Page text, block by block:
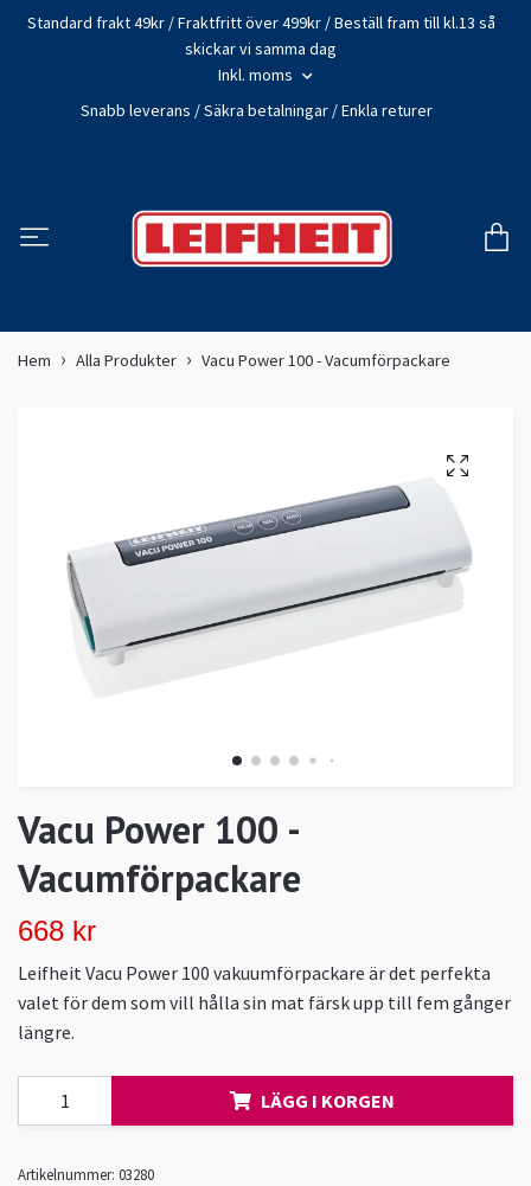
Standard frakt 49kr / Fraktfritt över 499kr / Beställ fram till kl.13 så
skickar vi samma dag
Inkl. moms
Snabb leverans / Säkra betalningar / Enkla returer
Hem Alla Produkter Vacu Power 100 - Vacumförpackare
Vacu Power 100 -
Vacumförpackare
668 kr
Leifheit Vacu Power 100 vakuumförpackare är det perfekta
valet för dem som vill hålla sin mat färsk upp till fem gånger
längre.
LÄGG I KORGEN
Artikelnummer: 03280